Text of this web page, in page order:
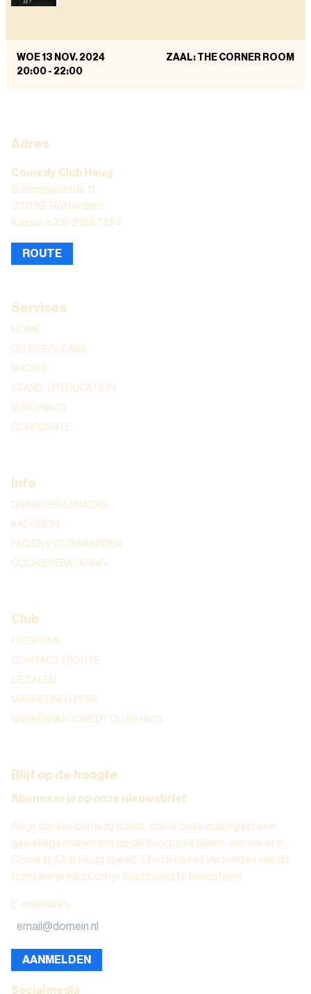
WOE 13 NOV. 2024
20:00 - 22:00
ZAAL: THE CORNER ROOM
Adres
Comedy Club Haug
Boompjeskade 11
3011 XE Rotterdam
Kassa: +316 21867424
ROUTE
Services
HOME
CLUB REGULARS
SHOWS
STAND-UP EDUCATION
BURO HAUG
CORPORATE
Info
DRANKJES & SNACKS
KADOBON
FAQ EN VOORWAARDEN
COOKIEVERKLARING
Club
OVER ONS
CONTACT / ROUTE
DE ZALEN
MARKETING / PERS
WERKEN BIJ COMEDY CLUB HAUG
Blijf op de hoogte
Abonneer je op onze nieuwsbrief
Als je van live comedy houdt, dan is onze mailinglijst een
geweldige manier om op de hoogte te blijven van wie er in
Comedy Club Haug speelt. Check na het verzenden van dit
formulier je inbox om je inschrijving te bevestigen.
E-mailadres:
AANMELDEN
Social media